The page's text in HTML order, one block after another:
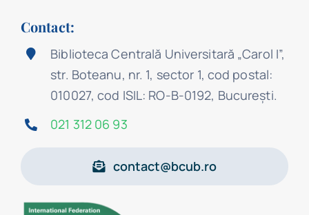
Contact:
Biblioteca Centrală Universitară „Carol I”,
str. Boteanu, nr. 1, sector 1, cod postal:
010027, cod ISIL: RO-B-0192, Bucureşti.
021 312 06 93
contact@bcub.ro